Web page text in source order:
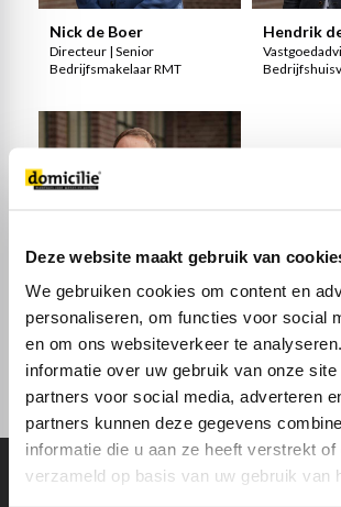
Deze website maakt gebruik van
We gebruiken cookies om content en
personaliseren, om functies voor social
en om ons websiteverkeer te
informatie over uw gebruik van onze site
partners voor social media, adverteren
partners kunnen deze gegevens
informatie die u aan ze heeft verstrekt of
verzameld op basis van uw gebruik van
"Bij Domicilie hebben we een
breed netwerk van aanbieders
en zoekers. Met onze
kantoren in Ede en Nijkerk zijn
we zoeken het."
085-0670070
nick@domicilie.nl
Nick de Boer
Directeur | Senior
Bedrijfsmakelaar RMT
"Elk
verhaal.
Hendrik
handen nemen met een
laagdrempelige benadering,
zo werken wij!"
085-0670070
hypotheken@domicilie.nl
Corné Kleijer
Erkend Financieel Adviseur
DIENSTEN